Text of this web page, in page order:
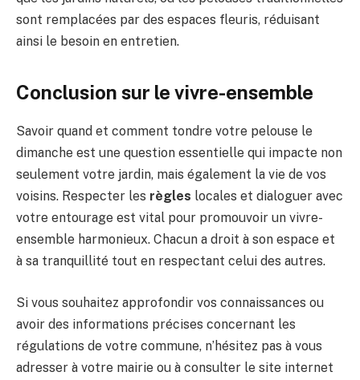
sont remplacées par des espaces fleuris, réduisant
ainsi le besoin en entretien.
Conclusion sur le vivre-ensemble
Savoir quand et comment tondre votre pelouse le
dimanche est une question essentielle qui impacte non
seulement votre jardin, mais également la vie de vos
voisins. Respecter les règles locales et dialoguer avec
votre entourage est vital pour promouvoir un vivre-
ensemble harmonieux. Chacun a droit à son espace et
à sa tranquillité tout en respectant celui des autres.
Si vous souhaitez approfondir vos connaissances ou
avoir des informations précises concernant les
régulations de votre commune, n’hésitez pas à vous
adresser à votre mairie ou à consulter le site internet